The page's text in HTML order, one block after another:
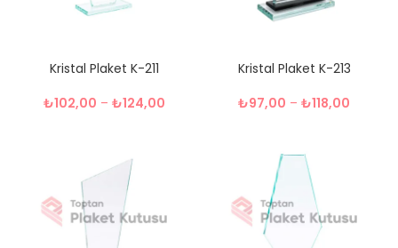
Kristal Plaket K-211
₺102,00 – ₺124,00
Kristal Plaket K-213
₺97,00 – ₺118,00